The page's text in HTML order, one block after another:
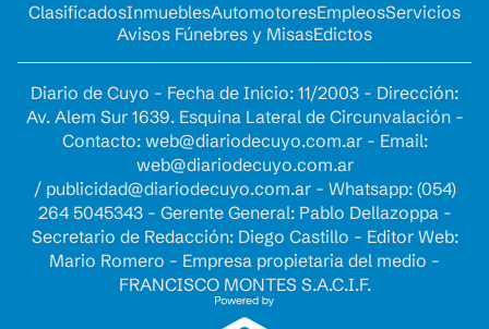
ClasificadosInmueblesAutomotoresEmpleosServicios
Avisos Fúnebres y MisasEdictos
Diario de Cuyo - Fecha de Inicio: 11/2003 - Dirección:
Av. Alem Sur 1639. Esquina Lateral de Circunvalación -
Contacto: web@diariodecuyo.com.ar- Email:
web@diariodecuyo.com.ar
/ publicidad@diariodecuyo.com.ar- Whatsapp: (054)
264 5045343 - Gerente General: Pablo Dellazoppa -
Secretario de Redacción: Diego Castillo - Editor Web:
Mario Romero - Empresa propietaria del medio -
FRANCISCO MONTES S.A.C.I.F.